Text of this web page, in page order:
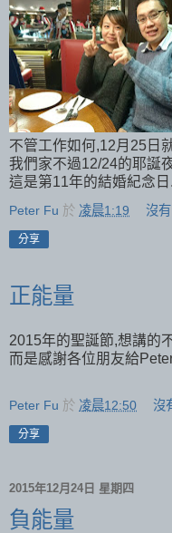
不管工作如何,12月25日
我們家不過12/24的耶誕
這是第11年的結婚紀念日
Peter Fu 於 凌晨1:19 沒
分享
正能量
2015年的聖誕節,想講的
而是感謝各位朋友給
Peter Fu 於 凌晨12:50 沒
分享
2015年12月24日 星期四
負能量